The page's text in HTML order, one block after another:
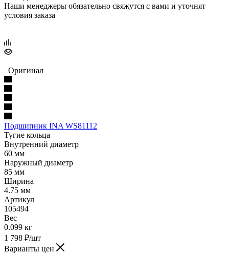
Наши менеджеры обязательно свяжутся с вами и уточнят
условия заказа
Оригинал
Подшипник INA WS81112
Тугие кольца
Внутренний диаметр
60 мм
Наружный диаметр
85 мм
Ширина
4.75 мм
Артикул
105494
Вес
0.099 кг
1 798 ₽/шт
Варианты цен